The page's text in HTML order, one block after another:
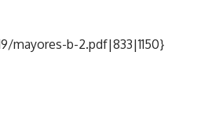
mayores-b-2.pdf|833|1150}